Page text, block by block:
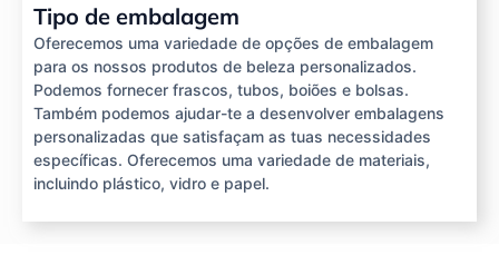
Tipo de embalagem
Oferecemos uma variedade de opções de embalagem
para os nossos produtos de beleza personalizados.
Podemos fornecer frascos, tubos, boiões e bolsas.
Também podemos ajudar-te a desenvolver embalagens
personalizadas que satisfaçam as tuas necessidades
específicas. Oferecemos uma variedade de materiais,
incluindo plástico, vidro e papel.